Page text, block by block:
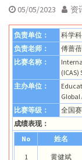
05/05/2023 资
负责单位：
科学
负责老师：
傅蔷
比赛名称：
(ICAS)
主办单位：
比赛等级：
全国赛
成绩表现：
No
姓名
1 黄健斌